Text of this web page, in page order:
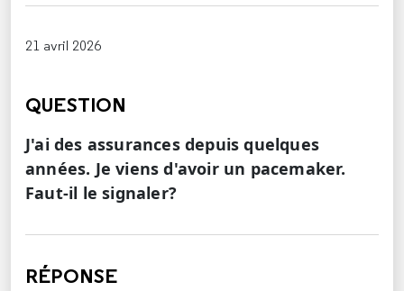
21 avril 2026
QUESTION
J'ai des assurances depuis quelques
années. Je viens d'avoir un pacemaker.
Faut-il le signaler?
RÉPONSE